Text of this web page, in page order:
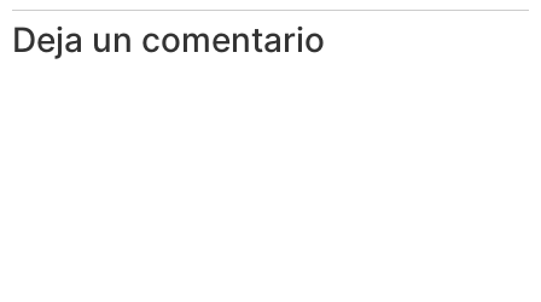
Deja un comentario